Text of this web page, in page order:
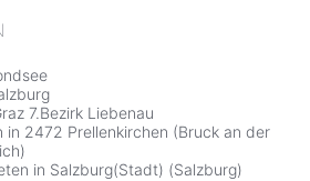
7.Bezirk Liebenau
in 2472 Prellenkirchen (Bruck an der
in Salzburg(Stadt) (Salzburg)